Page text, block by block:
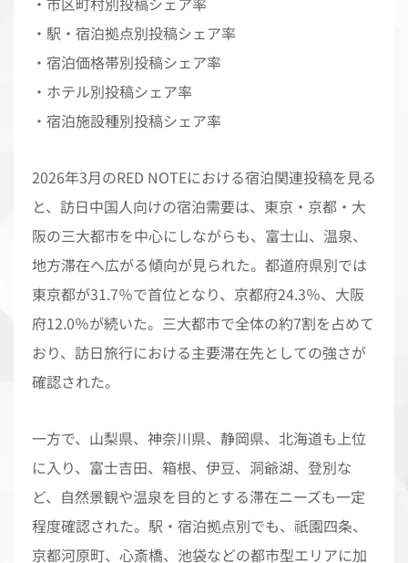
・駅・宿泊拠点別投稿シェア率
・宿泊価格帯別投稿シェア率
・ホテル別投稿シェア率
・宿泊施設種別投稿シェア率
2026年3月のRED NOTEにおける宿泊関連投稿を見る
と、訪日中国人向けの宿泊需要は、東京・京都・大
阪の三大都市を中心にしながらも、富士山、温泉、
地方滞在へ広がる傾向が見られた。都道府県別では
東京都が31.7％で首位となり、京都府24.3％、大阪
府12.0％が続いた。三大都市で全体の約7割を占めて
おり、訪日旅行における主要滞在先としての強さが
確認された。
一方で、山梨県、神奈川県、静岡県、北海道も上位
に入り、富士吉田、箱根、伊豆、洞爺湖、登別な
ど、自然景観や温泉を目的とする滞在ニーズも一定
程度確認された。駅・宿泊拠点別でも、祇園四条、
京都河原町、心斎橋、池袋などの都市型エリアに加